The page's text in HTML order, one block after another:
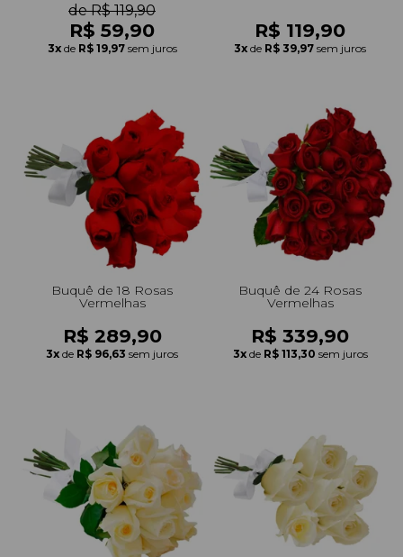
de R$ 119,90
R$ 59,90
3x de R$ 19,97 sem juros
R$ 119,90
3x de R$ 39,97 sem juros
Buquê de 18 Rosas
Vermelhas
R$ 289,90
3x de R$ 96,63 sem juros
Buquê de 24 Rosas
Vermelhas
R$ 339,90
3x de R$ 113,30 sem juros